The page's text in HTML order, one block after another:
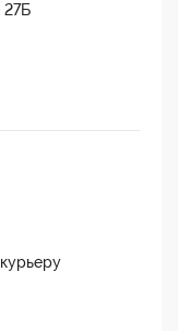
27Б